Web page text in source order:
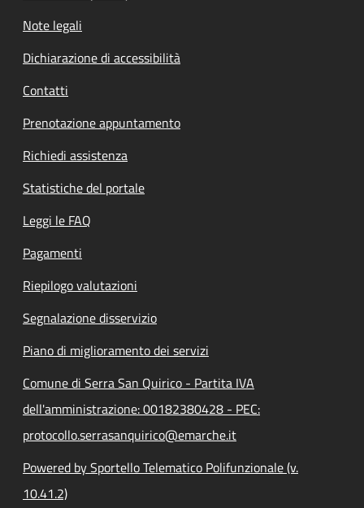
Note legali
Dichiarazione di accessibilità
Contatti
Prenotazione appuntamento
Richiedi assistenza
Statistiche del portale
Leggi le FAQ
Pagamenti
Riepilogo valutazioni
Segnalazione disservizio
Piano di miglioramento dei servizi
Comune di Serra San Quirico - Partita IVA
dell'amministrazione: 00182380428 - PEC:
protocollo.serrasanquirico@emarche.it
Powered by Sportello Telematico Polifunzionale (v.
10.41.2)